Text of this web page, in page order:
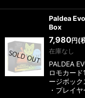
Paldea
Box
7,980円 (
在庫なし
PALDEA
ロモカー
ージボッ
・プレイ